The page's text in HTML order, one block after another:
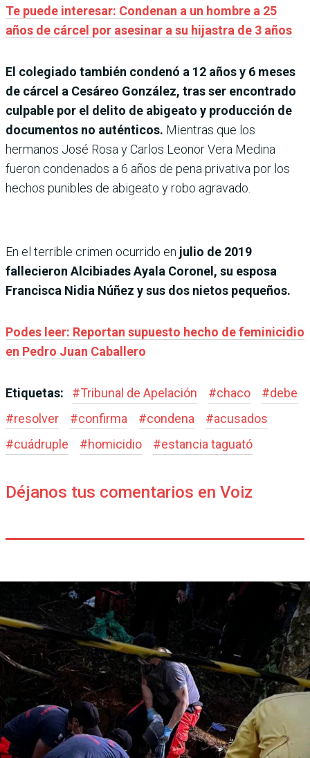
Te puede interesar: Condenan a un hombre a 25
años de cárcel por asesinar a su hijastra de 3 años
El colegiado también condenó a 12 años y 6 meses
de cárcel a Cesáreo González, tras ser encontrado
culpable por el delito de abigeato y producción de
documentos no auténticos. Mientras que los
hermanos José Rosa y Carlos Leonor Vera Medina
fueron condenados a 6 años de pena privativa por los
hechos punibles de abigeato y robo agravado.
En el terrible crimen ocurrido en julio de 2019
fallecieron Alcibiades Ayala Coronel, su esposa
Francisca Nidia Núñez y sus dos nietos pequeños.
Podes leer: Reportan supuesto hecho de feminicidio
en Pedro Juan Caballero
Etiquetas: #Tribunal de Apelación #chaco #debe
#resolver #confirma #condena #acusados
#cuádruple #homicidio #estancia taguató
Déjanos tus comentarios en Voiz